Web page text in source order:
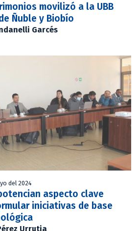
movilizó a la UBB
Ñuble y Biobío
Garcés
del 2024
aspecto clave
iniciativas de base
Urrutia